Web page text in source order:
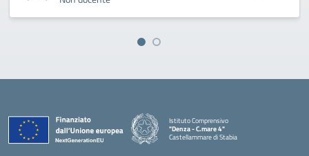
Istituto Comprensivo
"Denza - C.mare 4"
Castellammare di Stabia